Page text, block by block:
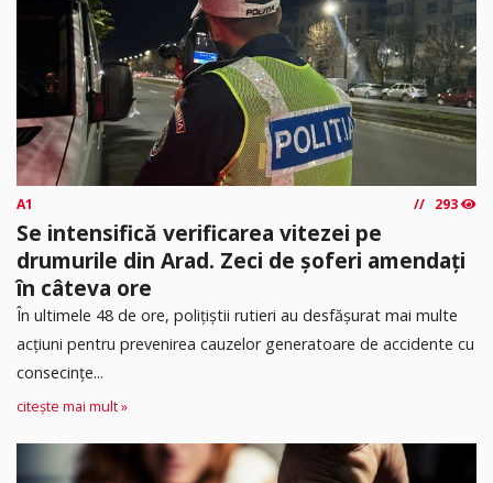
A1 293
Se intensifică verificarea vitezei pe
drumurile din Arad. Zeci de șoferi amendați
în câteva ore
În ultimele 48 de ore, polițiștii rutieri au desfășurat mai multe
acțiuni pentru prevenirea cauzelor generatoare de accidente cu
consecințe...
citește mai mult »